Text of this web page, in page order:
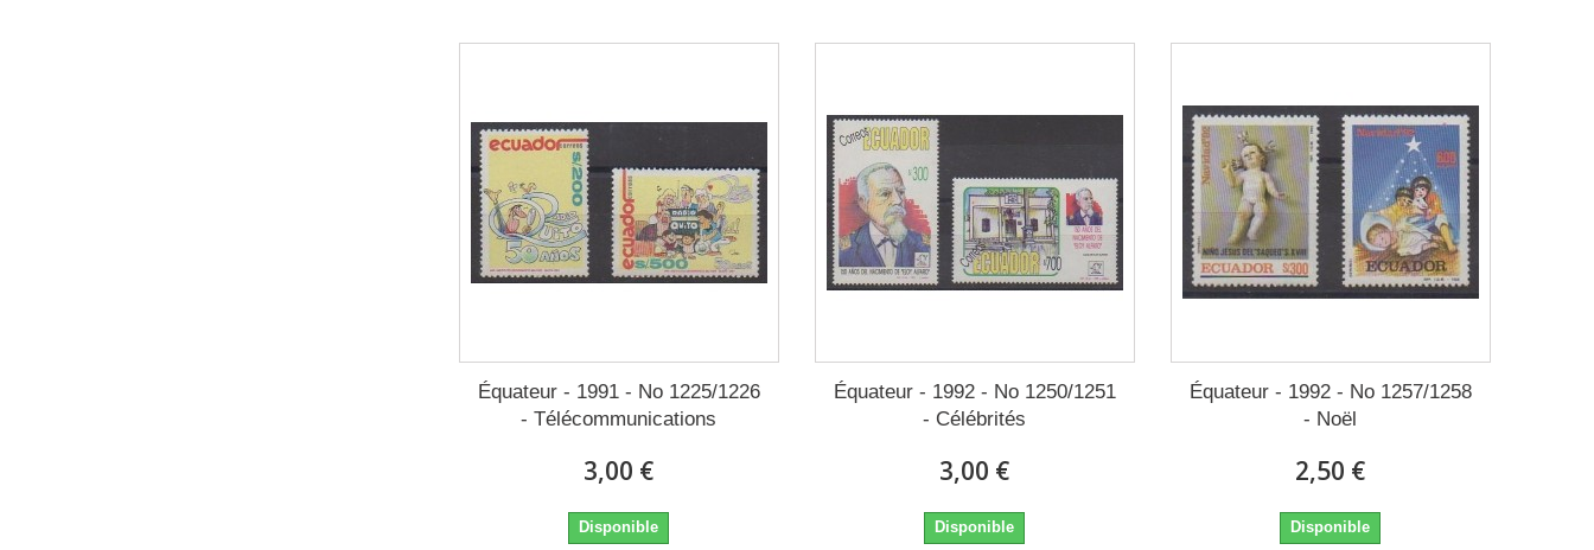
Équateur - 1991 - No 1225/1226
- Télécommunications
3,00 €
Disponible
Équateur - 1992 - No 1250/1251
- Célébrités
3,00 €
Disponible
Équateur - 1992 - No 1257/1258
- Noël
2,50 €
Disponible